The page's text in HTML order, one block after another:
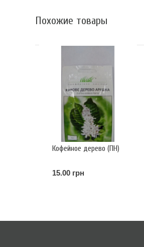
Похожие товары
Кофейное дерево (ПН)
15.00 грн